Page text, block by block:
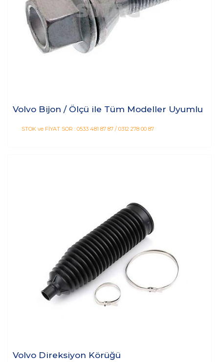
Volvo Bijon / Ölçü ile Tüm Modeller Uyumlu
STOK ve FİYAT SOR : 0533 481 87 87 / 0312 278 00 87
Volvo Direksiyon Körüğü